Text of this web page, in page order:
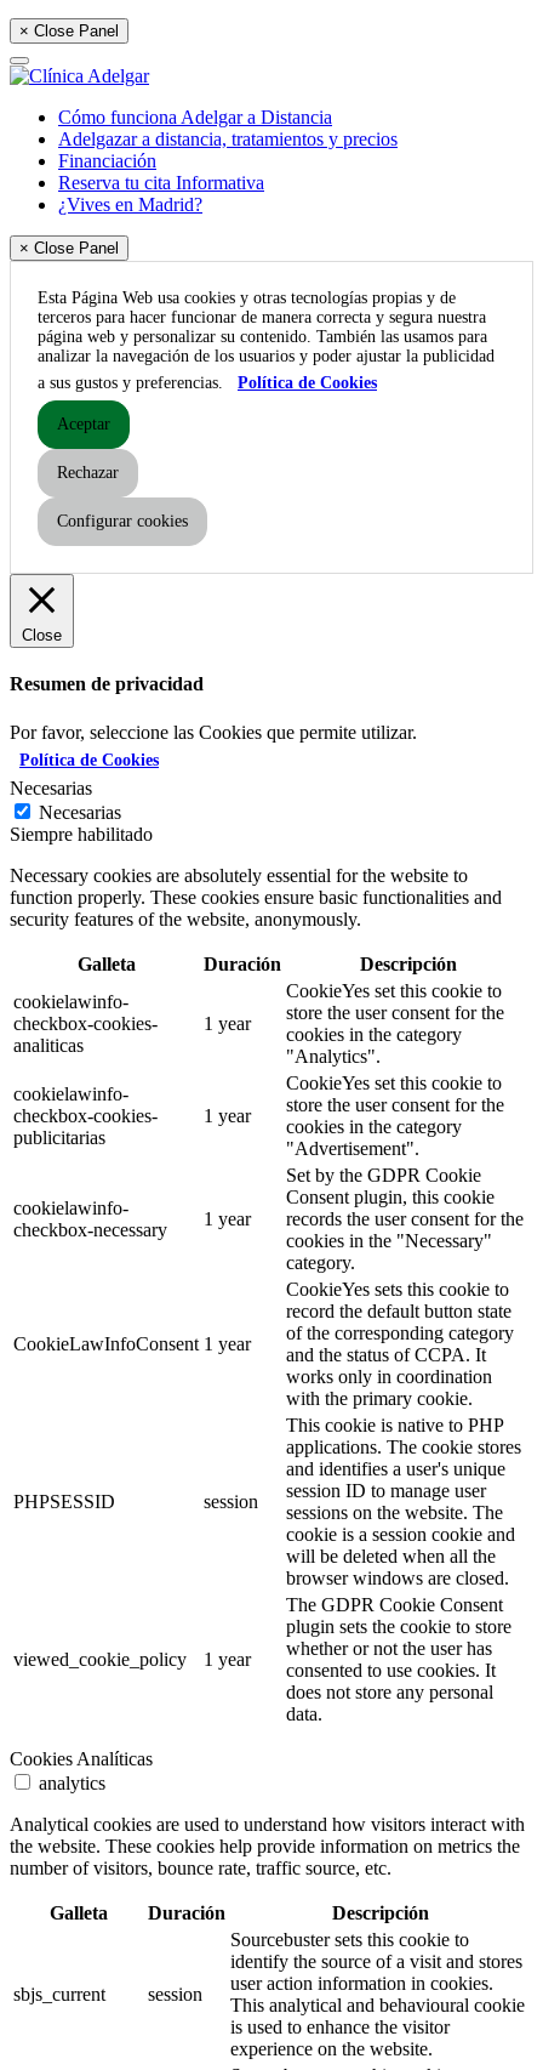
× Close Panel
Cómo funciona Adelgar a Distancia
Adelgazar a distancia, tratamientos y precios
Financiación
Reserva tu cita Informativa
¿Vives en Madrid?
× Close Panel
Esta Página Web usa cookies y otras tecnologías propias y de
terceros para hacer funcionar de manera correcta y segura nuestra
página web y personalizar su contenido. También las usamos para
analizar la navegación de los usuarios y poder ajustar la publicidad
a sus gustos y preferencias.
Política de Cookies
Aceptar
Rechazar
Configurar cookies
Close
Resumen de privacidad
Por favor, seleccione las Cookies que permite utilizar.
Política de Cookies
Necesarias
Necesarias
Siempre habilitado
Necessary cookies are absolutely essential for the website to
function properly. These cookies ensure basic functionalities and
security features of the website, anonymously.
Galleta Duración
Descripción
cookielawinfo-
checkbox-cookies-
analiticas
1 year
CookieYes set this cookie to
store the user consent for the
cookies in the category
"Analytics".
cookielawinfo-
checkbox-cookies-
publicitarias
1 year
CookieYes set this cookie to
store the user consent for the
cookies in the category
"Advertisement".
cookielawinfo-
checkbox-necessary
1 year
Set by the GDPR Cookie
Consent plugin, this cookie
records the user consent for the
cookies in the "Necessary"
category.
CookieLawInfoConsent 1 year
CookieYes sets this cookie to
record the default button state
of the corresponding category
and the status of CCPA. It
works only in coordination
with the primary cookie.
PHPSESSID session
This cookie is native to PHP
applications. The cookie stores
and identifies a user's unique
session ID to manage user
sessions on the website. The
cookie is a session cookie and
will be deleted when all the
browser windows are closed.
viewed_cookie_policy 1 year
The GDPR Cookie Consent
plugin sets the cookie to store
whether or not the user has
consented to use cookies. It
does not store any personal
data.
Cookies Analíticas
analytics
Analytical cookies are used to understand how visitors interact with
the website. These cookies help provide information on metrics the
number of visitors, bounce rate, traffic source, etc.
Galleta Duración Descripción
sbjs_current session
Sourcebuster sets this cookie to
identify the source of a visit and stores
user action information in cookies.
This analytical and behavioural cookie
is used to enhance the visitor
experience on the website.